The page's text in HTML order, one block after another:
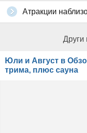
Атракции
Други
Юли и Август в
трима, плюс сауна